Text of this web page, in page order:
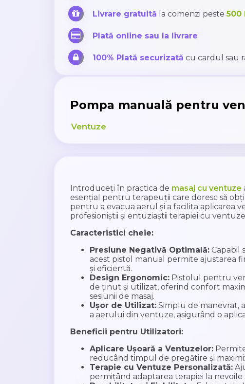
Livrare gratuită la comenzi peste500
Plată online sau la livrare
100% Plată securizată cu cardul sau
Pompa manuală pentru
Ventuze
Introduceți în practica de masaj cu ventuze
esențial pentru terapeuții care doresc să
pentru a evacua aerul și a facilita aplicarea
profesioniștii și entuziaștii terapiei cu
Caracteristici cheie:
Presiune Negativă Optimală:Capabil
acest pistol manual permite ajustarea
și eficientă.
Design Ergonomic:Pistolul pentru
de ținut și utilizat, oferind confort
sesiunii de masaj.
Ușor de Utilizat:Simplu de manevrat,
a aerului din ventuze, asigurând o
Beneficii pentru Utilizatori:
Aplicare Ușoară a Ventuzelor:
reducând timpul de pregătire și
Terapie cu Ventuze Personalizată:
permițând adaptarea terapiei la